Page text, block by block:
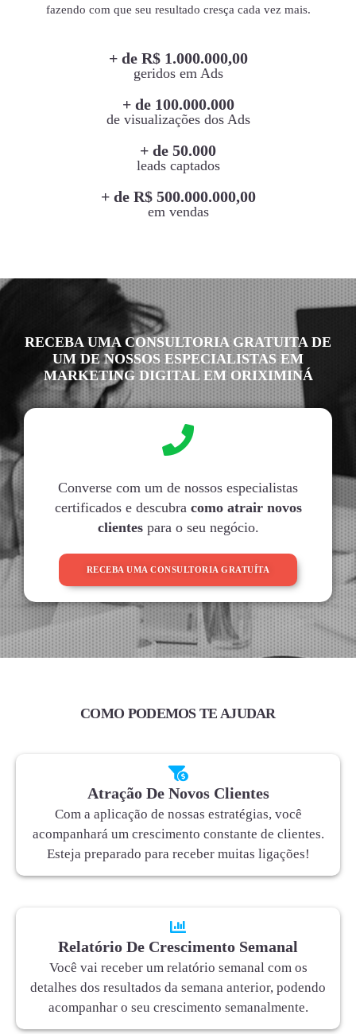
fazendo com que seu resultado cresça cada vez mais.
+ de R$ 1.000.000,00
geridos em Ads
+ de 100.000.000
de visualizações dos Ads
+ de 50.000
leads captados
+ de R$ 500.000.000,00
em vendas
RECEBA UMA CONSULTORIA GRATUITA DE
UM DE NOSSOS ESPECIALISTAS EM
MARKETING DIGITAL EM ORIXIMINÁ
Converse com um de nossos especialistas
certificados e descubra como atrair novos
clientespara o seu negócio.
RECEBA UMA CONSULTORIA GRATUÍTA
COMO PODEMOS TE AJUDAR
Atração De Novos Clientes
Com a aplicação de nossas estratégias, você
acompanhará um crescimento constante de clientes.
Esteja preparado para receber muitas ligações!
Relatório De Crescimento Semanal
Você vai receber um relatório semanal com os
detalhes dos resultados da semana anterior, podendo
acompanhar o seu crescimento semanalmente.